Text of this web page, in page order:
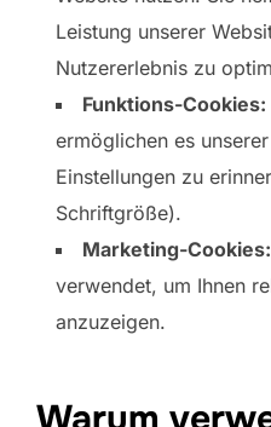
Leistung unserer
Nutzererlebnis zu
Funktions-Cookies:
ermöglichen es
Einstellungen zu
Schriftgröße).
Marketing-Cookies:
verwendet, um Ihnen
anzuzeigen.